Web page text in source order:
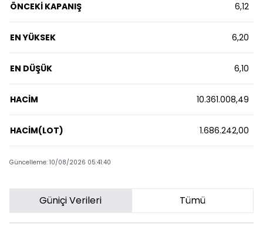
ÖNCEKİ KAPANIŞ 6,12
EN YÜKSEK 6,20
EN DÜŞÜK 6,10
HACİM 10.361.008,49
HACİM(LOT) 1.686.242,00
Güncelleme: 10/08/2026 05:41:40
Güniçi Verileri Tümü